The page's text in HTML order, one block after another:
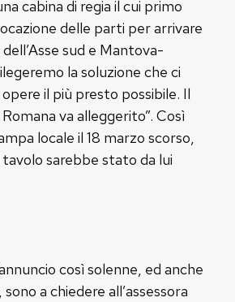
cabina di regia il cui primo
delle parti per arrivare
sud e Mantova-
la soluzione che ci
il più presto possibile. Il
va alleggerito”. Così
locale il 18 marzo scorso,
sarebbe stato da lui
così solenne, ed anche
a chiedere all’assessora